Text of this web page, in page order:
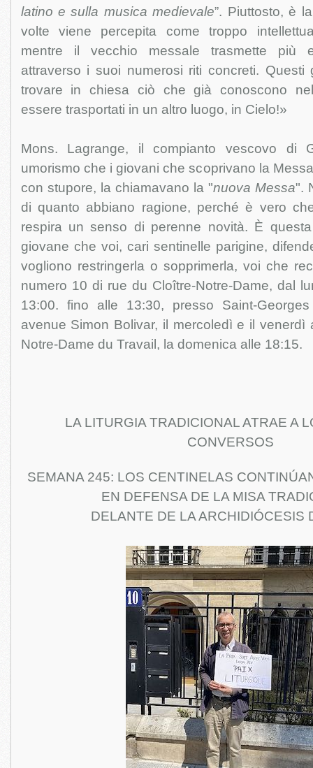
latino e sulla musica medievale”. Piuttosto, è
volte viene percepita come troppo
mentre il vecchio messale trasmette più
attraverso i suoi numerosi riti concreti. Questi
trovare in chiesa ciò che già conoscono
essere trasportati in un altro luogo, in Cielo!»
Mons. Lagrange, il compianto vescovo di
umorismo che i giovani che scoprivano la
con stupore, la chiamavano la "nuova Messa".
di quanto abbiano ragione, perché è vero
respira un senso di perenne novità. È
giovane che voi, cari sentinelle parigine,
vogliono restringerla o sopprimerla, voi che
numero 10 di rue du Cloître-Notre-Dame, dal
13:00. fino alle 13:30, presso Saint-
avenue Simon Bolivar, il mercoledì e il venerdì
Notre-Dame du Travail, la domenica alle 18:15.
LA LITURGIA TRADICIONAL ATRAE A
CONVERSOS
SEMANA 245: LOS CENTINELAS
EN DEFENSA DE LA MISA
DELANTE DE LA ARCHIDIÓCESIS